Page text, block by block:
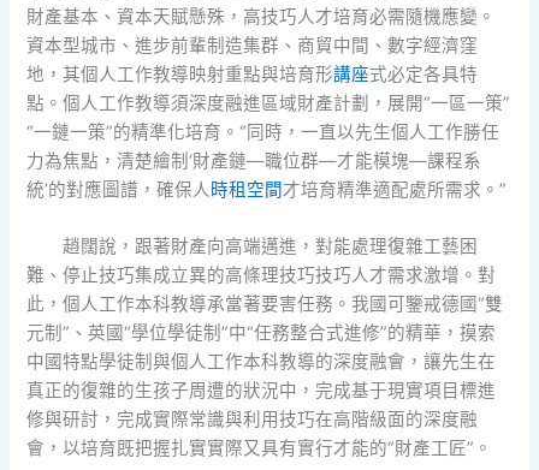
財產基本、資本天賦懸殊，高技巧人才培育必需隨機應變。
資本型城市、進步前輩制造集群、商貿中間、數字經濟窪
地，其個人工作教導映射重點與培育形講座式必定各具特
點。個人工作教導須深度融進區域財產計劃，展開“一區一策”
“一鏈一策”的精準化培育。“同時，一直以先生個人工作勝任
力為焦點，清楚繪制‘財產鏈—職位群—才能模塊—課程系
統’的對應圖譜，確保人時租空間才培育精準適配處所需求。”
趙闊說，跟著財產向高端邁進，對能處理復雜工藝困
難、停止技巧集成立異的高條理技巧技巧人才需求激增。對
此，個人工作本科教導承當著要害任務。我國可鑒戒德國“雙
元制”、英國“學位學徒制”中“任務整合式進修”的精華，摸索
中國特點學徒制與個人工作本科教導的深度融會，讓先生在
真正的復雜的生孩子周遭的狀況中，完成基于現實項目標進
修與研討，完成實際常識與利用技巧在高階級面的深度融
會，以培育既把握扎實實際又具有實行才能的“財產工匠”。